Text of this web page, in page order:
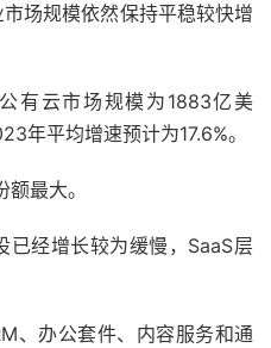
场规模依然保持平稳较快增
有云市场规模为1883亿美
年平均增速预计为17.6%。
最大。
已经增长较为缓慢，SaaS层
、办公套件、内容服务和通